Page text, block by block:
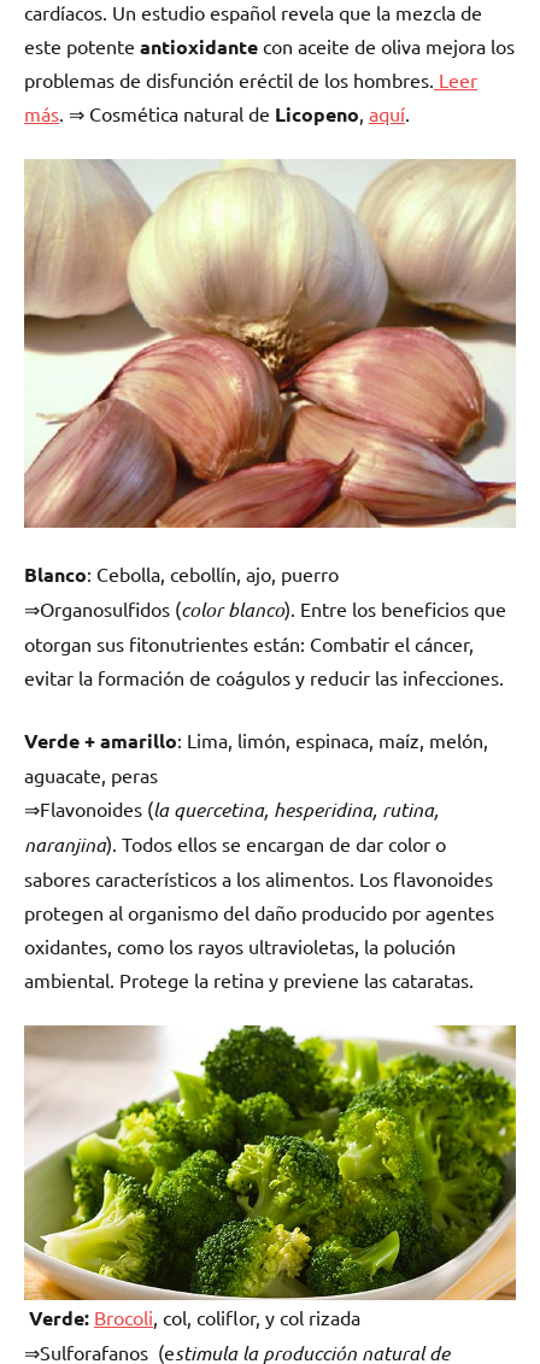
cardíacos. Un estudio español revela que la mezcla de
este potente antioxidante con aceite de oliva mejora los
problemas de disfunción eréctil de los hombres. Leer
más. ⇒ Cosmética natural de Licopeno, aquí.
Blanco: Cebolla, cebollín, ajo, puerro
⇒Organosulfidos (color blanco). Entre los beneficios que
otorgan sus fitonutrientes están: Combatir el cáncer,
evitar la formación de coágulos y reducir las infecciones.
Verde + amarillo: Lima, limón, espinaca, maíz, melón,
aguacate, peras
⇒Flavonoides (la quercetina, hesperidina, rutina,
naranjina). Todos ellos se encargan de dar color o
sabores característicos a los alimentos. Los flavonoides
protegen al organismo del daño producido por agentes
oxidantes, como los rayos ultravioletas, la polución
ambiental. Protege la retina y previene las cataratas.
Verde: Brocoli , col, coliflor, y col rizada
⇒Sulforafanos (estimula la producción natural de